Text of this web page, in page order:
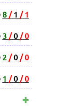
8 / 1 / 1
3 / 0 / 0
2 / 0 / 0
1 / 0 / 0